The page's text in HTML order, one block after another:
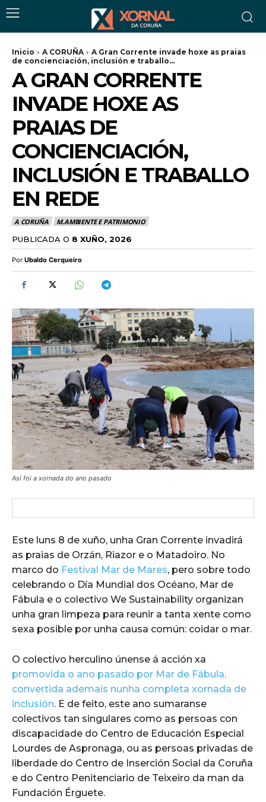
Inicio A CORUÑA
A Gran Corrente invade hoxe as praias
de concienciación, inclusión e traballo...
A GRAN CORRENTE
INVADE HOXE AS
PRAIAS DE
CONCIENCIACIÓN,
INCLUSIÓN E TRABALLO
EN REDE
A CORUÑA M.AMBIENTE E PATRIMONIO
PUBLICADA O 8 XUÑO, 2026
Por Ubaldo Cerqueiro
Así foi a xornada do ano pasado
Este luns 8 de xuño, unha Gran Corrente invadirá
as praias de Orzán, Riazor e o Matadoiro. No
marco do Festival Mar de Mares, pero sobre todo
celebrando o Día Mundial dos Océano, Mar de
Fábula e o colectivo We Sustainability organizan
unha gran limpeza para reunir a tanta xente como
sexa posible por unha causa común: coidar o mar.
O colectivo herculino únense á acción xa
promovida o ano pasado por Mar de Fábula,
convertida ademais nunha completa xornada de
inclusión. E de feito, este ano sumaranse
colectivos tan singulares como as persoas con
discapacidade do Centro de Educación Especial
Lourdes de Aspronaga, ou as persoas privadas de
liberdade do Centro de Inserción Social da Coruña
e do Centro Penitenciario de Teixeiro da man da
Fundación Érguete.